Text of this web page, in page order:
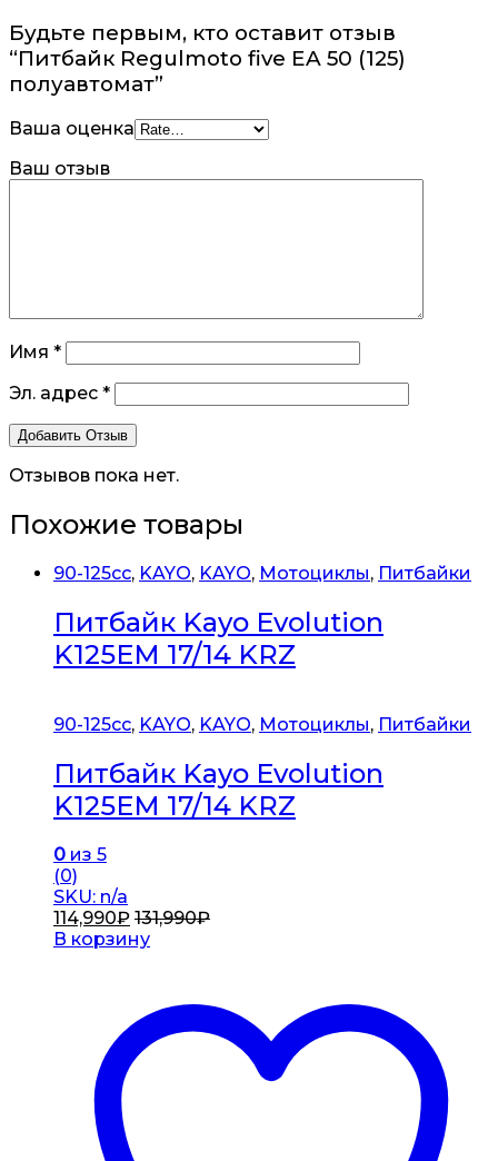
Будьте первым, кто оставит отзыв
“Питбайк Regulmoto five EA 50 (125)
полуавтомат”
Ваша оценка
Ваш отзыв
Имя *
Эл. адрес *
Отзывов пока нет.
Похожие товары
90-125cc, KAYO, KAYO, Мотоциклы, Питбайки
Питбайк Kayo Evolution
K125EM 17/14 KRZ
90-125cc, KAYO, KAYO, Мотоциклы, Питбайки
Питбайк Kayo Evolution
K125EM 17/14 KRZ
0 из 5
(0)
SKU: n/a
114,990₽ 131,990₽
В корзину